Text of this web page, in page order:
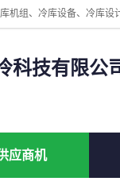
科技有限公
应商机